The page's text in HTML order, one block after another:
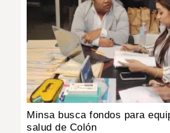
Minsa busca fondos para
salud de Colón